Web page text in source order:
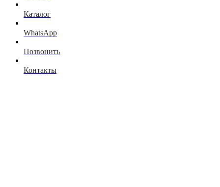
Каталог
WhatsApp
Позвонить
Контакты